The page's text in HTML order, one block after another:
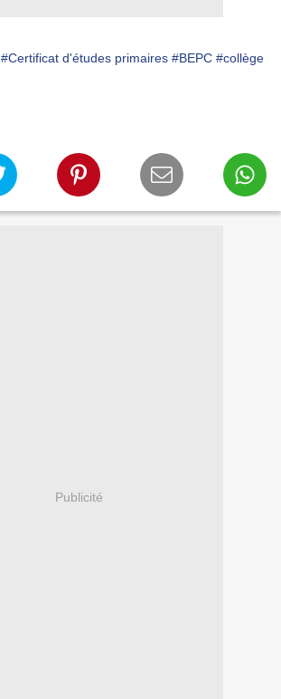
#Certificat d'études primaires #BEPC #collège
Publicité